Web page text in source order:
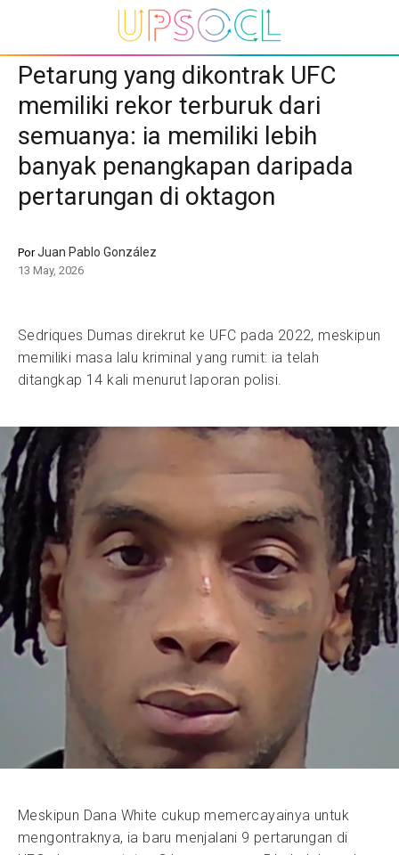
Petarung yang dikontrak UFC
memiliki rekor terburuk dari
semuanya: ia memiliki lebih
banyak penangkapan daripada
pertarungan di oktagon
PorJuan Pablo González
13 May, 2026
Sedriques Dumas direkrut ke UFC pada 2022, meskipun
memiliki masa lalu kriminal yang rumit: ia telah
ditangkap 14 kali menurut laporan polisi.
Meskipun Dana White cukup memercayainya untuk
mengontraknya, ia baru menjalani 9 pertarungan di